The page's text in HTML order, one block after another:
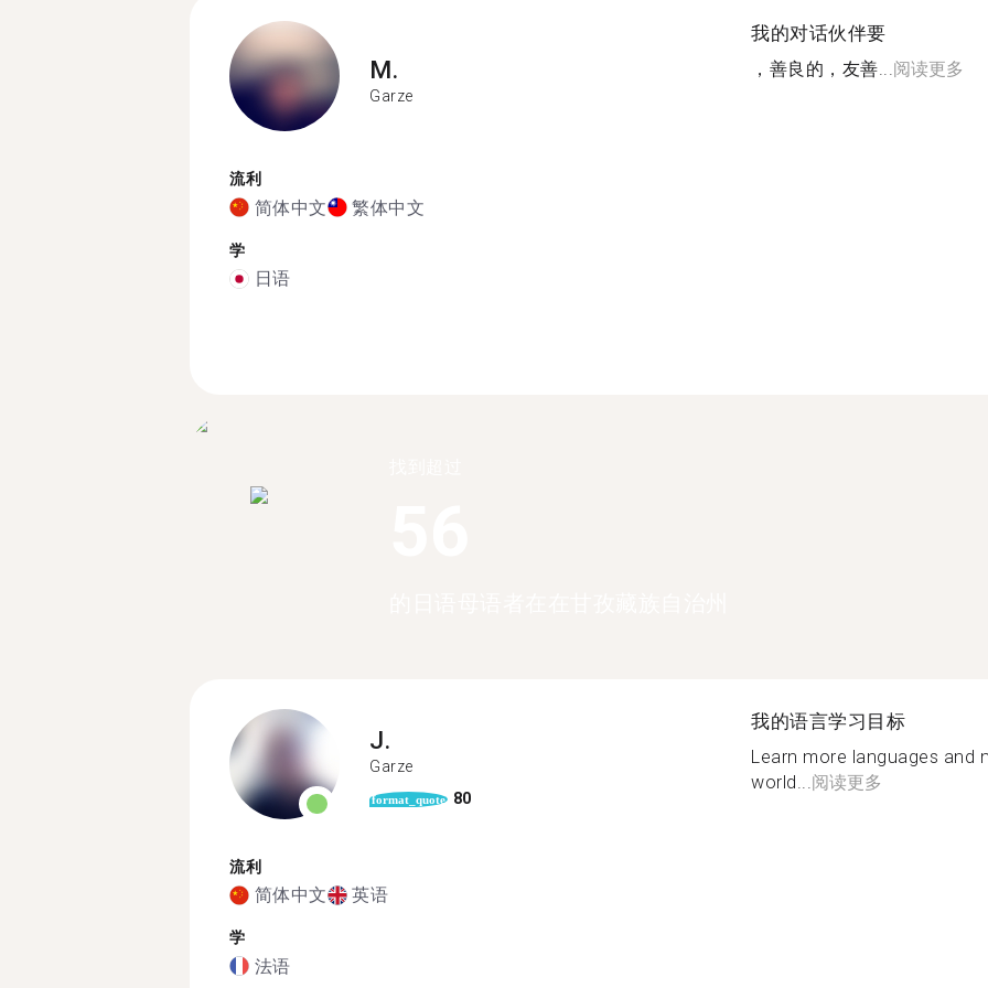
M.
Garze
流利
简体中文 繁体中文
学
日语
我的对话伙伴要
，善良的，友善...阅读更多
J.
Garze
format_quote 80
流利
简体中文 英语
学
法语
我的语言学习目标
Learn more languages and
world... 阅读更多